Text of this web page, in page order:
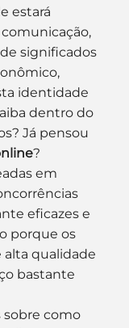
estará
significados
identidade
dentro do
Já pensou
?
em
eficazes e
porque os
alta qualidade
bastante
sobre como